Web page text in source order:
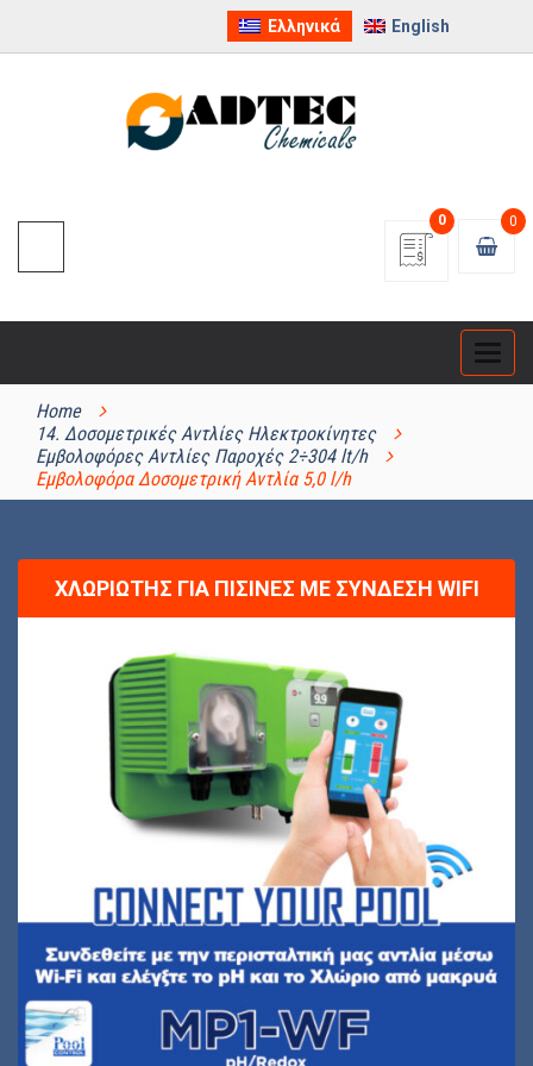
Ελληνικά English
0
0
Home
14. Δοσομετρικές Αντλίες Ηλεκτροκίνητες
Εμβολοφόρες Αντλίες Παροχές 2÷304 lt/h
Εμβολοφόρα Δοσομετρική Αντλία 5,0 l/h
ΧΛΩΡΙΩΤΉΣ ΓΙΑ ΠΙΣΊΝΕΣ ΜΕ ΣΎΝΔΕΣΗ WIFI